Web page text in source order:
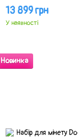
13 899 грн
У наявності
Новинка